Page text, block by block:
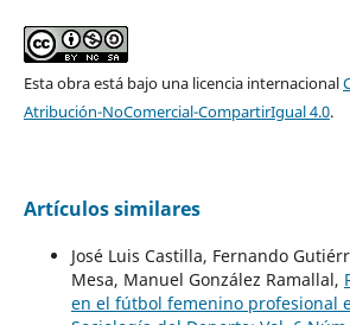
Esta obra está bajo una licencia internacional
Atribución-NoComercial-CompartirIgual 4.0.
Artículos similares
José Luis Castilla, Fernando
Mesa, Manuel González Ramallal,
en el fútbol femenino profesional